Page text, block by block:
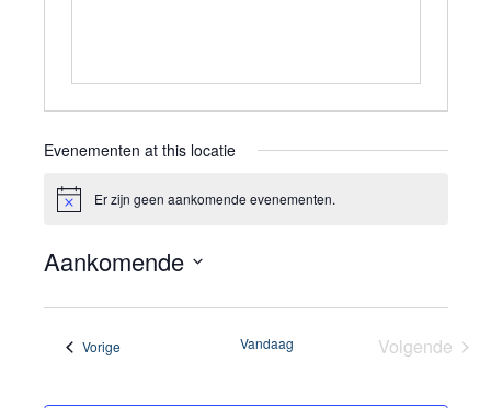
Evenementen at this locatie
BerichtEr zijn geen aankomende evenementen.
Aankomende
datum.VorigeEvenementen Vandaag
Volgende